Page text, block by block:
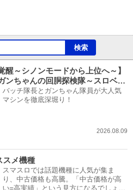
醒～シノンモードから上位へ～】
ンちゃんの回胴探検隊～スロベン
ロット ソードアート・オンライ
バッチ隊長とガンちゃん隊員が大人気
マシンを徹底深堀り！
2026.08.09
スメ機種
スマスロでは話題機種に人気が集ま
り、中古価格も高騰。「中古価格が高
い=高実績」という見方になるでしょ